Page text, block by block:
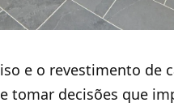
e o revestimento de
tomar decisões que